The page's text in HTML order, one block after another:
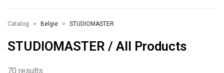
Catalog Belgie STUDIOMASTER
STUDIOMASTER / All Products
70 results